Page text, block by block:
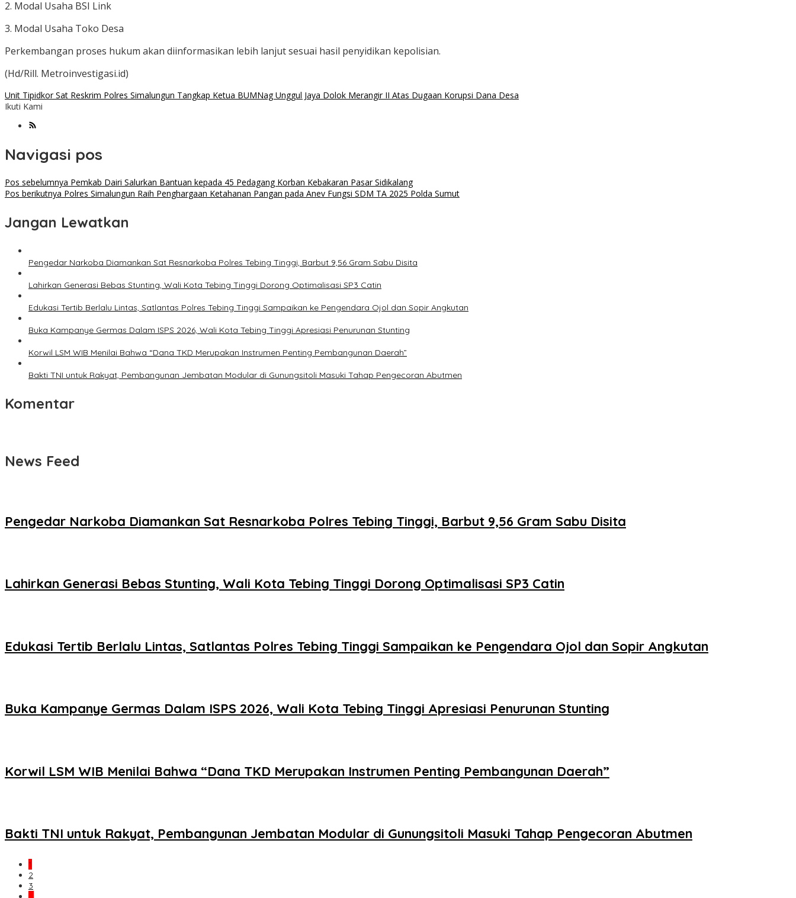
2. Modal Usaha BSI Link
3. Modal Usaha Toko Desa
Perkembangan proses hukum akan diinformasikan lebih lanjut sesuai hasil penyidikan kepolisian.
(Hd/Rill. Metroinvestigasi.id)
Unit Tipidkor Sat Reskrim Polres Simalungun Tangkap Ketua BUMNag Unggul Jaya Dolok Merangir II Atas Dugaan Korupsi Dana Desa
Ikuti Kami
Navigasi pos
Pos sebelumnya Pemkab Dairi Salurkan Bantuan kepada 45 Pedagang Korban Kebakaran Pasar Sidikalang
Pos berikutnya Polres Simalungun Raih Penghargaan Ketahanan Pangan pada Anev Fungsi SDM TA 2025 Polda Sumut
Jangan Lewatkan
Pengedar Narkoba Diamankan Sat Resnarkoba Polres Tebing Tinggi, Barbut 9,56 Gram Sabu Disita
Lahirkan Generasi Bebas Stunting, Wali Kota Tebing Tinggi Dorong Optimalisasi SP3 Catin
Edukasi Tertib Berlalu Lintas, Satlantas Polres Tebing Tinggi Sampaikan ke Pengendara Ojol dan Sopir Angkutan
Buka Kampanye Germas Dalam ISPS 2026, Wali Kota Tebing Tinggi Apresiasi Penurunan Stunting
Korwil LSM WIB Menilai Bahwa “Dana TKD Merupakan Instrumen Penting Pembangunan Daerah”
Bakti TNI untuk Rakyat, Pembangunan Jembatan Modular di Gunungsitoli Masuki Tahap Pengecoran Abutmen
Komentar
News Feed
Pengedar Narkoba Diamankan Sat Resnarkoba Polres Tebing Tinggi, Barbut 9,56 Gram Sabu Disita
Lahirkan Generasi Bebas Stunting, Wali Kota Tebing Tinggi Dorong Optimalisasi SP3 Catin
Edukasi Tertib Berlalu Lintas, Satlantas Polres Tebing Tinggi Sampaikan ke Pengendara Ojol dan Sopir Angkutan
Buka Kampanye Germas Dalam ISPS 2026, Wali Kota Tebing Tinggi Apresiasi Penurunan Stunting
Korwil LSM WIB Menilai Bahwa “Dana TKD Merupakan Instrumen Penting Pembangunan Daerah”
Bakti TNI untuk Rakyat, Pembangunan Jembatan Modular di Gunungsitoli Masuki Tahap Pengecoran Abutmen
1
2
3